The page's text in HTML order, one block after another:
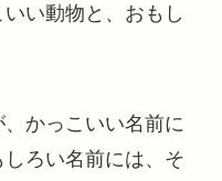
い動物と、おもし
かっこいい名前に
ろい名前には、そ